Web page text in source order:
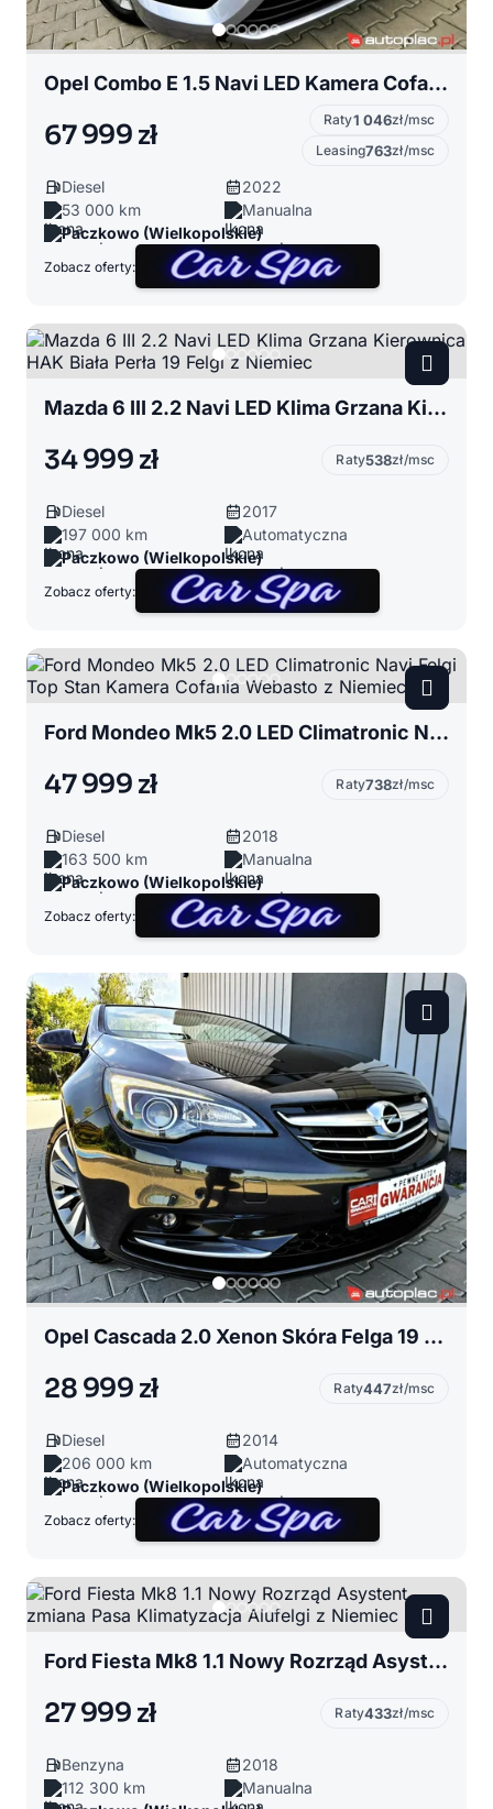
Opel Combo E 1.5 Navi LED Kamera Cofania Felgi Radar Hak Full Full z Niemiec!!
67 999 zł Raty1 046zł/msc
Leasing763zł/msc
Diesel
2022
53 000 km
Manualna
Paczkowo (Wielkopolskie)
Zobacz oferty:
Mazda 6 III 2.2 Navi LED Klima Grzana Kierownica HAK Biała Perła 19 Felgi z Niemiec
34 999 zł Raty538zł/msc
Diesel
2017
197 000 km
Automatyczna
Paczkowo (Wielkopolskie)
Zobacz oferty:
Ford Mondeo Mk5 2.0 LED Climatronic Navi Felgi Top Stan Kamera Cofania Webasto z Niemiec
47 999 zł Raty738zł/msc
Diesel
2018
163 500 km
Manualna
Paczkowo (Wielkopolskie)
Zobacz oferty:
Opel Cascada 2.0 Xenon Skóra Felga 19 KOSMO Top z Niemiec
28 999 zł Raty447zł/msc
Diesel
2014
206 000 km
Automatyczna
Paczkowo (Wielkopolskie)
Zobacz oferty:
Ford Fiesta Mk8 1.1 Nowy Rozrząd Asystent zmiana Pasa Klimatyzacja Alufelgi z Niemiec
27 999 zł Raty433zł/msc
Benzyna
2018
112 300 km
Manualna